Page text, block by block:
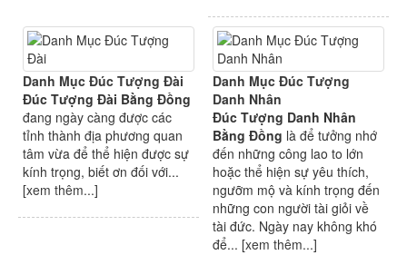
Danh Mục Đúc Tượng Đài
Đúc Tượng Đài Bằng Đồng
đang ngày càng được các
tỉnh thành địa phương quan
tâm vừa để thể hiện được sự
kính trọng, biết ơn đối với...
[xem thêm...]
Danh Mục Đúc Tượng
Danh Nhân
Đúc Tượng Danh Nhân
Bằng Đồng là để tưởng nhớ
đến những công lao to lớn
hoặc thể hiện sự yêu thích,
ngưỡm mộ và kính trọng đến
những con người tài giỏi về
tài đức. Ngày nay không khó
để... [xem thêm...]